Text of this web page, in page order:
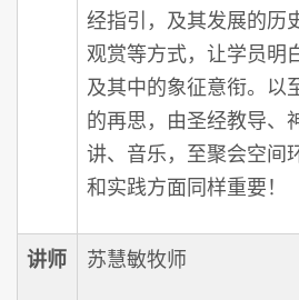
经指引，及其发展的历
观赏等方式，让学员明
及其中的象征意衔。以
的再思，由圣经教导、
讲、音乐，至聚会空间
和实践方面同样重要！
讲师 苏慧敏牧师